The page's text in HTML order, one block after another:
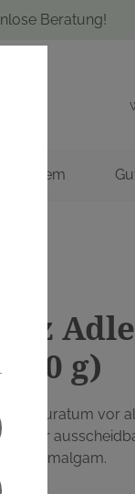
Beratung!
Institem
g)
sulfuratum vor
Amalgam.